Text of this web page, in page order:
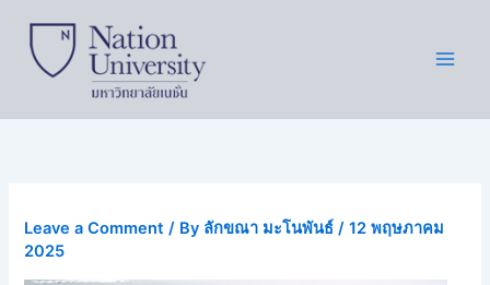
content
Leave a Comment / By ลักขณา มะโนพันธ์/12 พฤษภาคม
2025